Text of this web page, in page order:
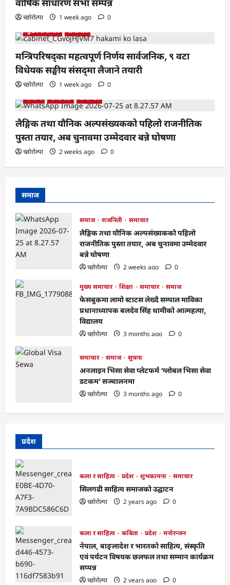
वार्षिक साधारण सभा सम्पन्न
च्छोरोल्पा 1 week ago
0
मुख्य समाचार
समाचार
मन्त्रिपरिषद्का महत्वपूर्ण निर्णय सार्वजनिक, ९ वटा
विधेयक सङ्घीय संसद्‌मा लैजाने तयारी
च्छोरोल्पा 1 week ago
0
समाज
राजनिती समाचार
लैङ्गिक तथा यौनिक अल्पसंख्यकको पहिलो राजनीतिक
पुस्ता तयार, अब चुनावमा उम्मेदवार बन्ने घोषणा
च्छोरोल्पा 2 weeks ago 0
समाज
समाज राजनिती
समाचार
लैङ्गिक तथा यौनिक अल्पसंख्यकको पहिलो
राजनीतिक पुस्ता तयार, अब चुनावमा उम्मेदवार
बन्ने घोषणा
च्छोरोल्पा
2 weeks ago 0
मुख्य समाचार शिक्षा समाचार
समाज
फेसबुकमा लामो स्टाटस लेख्दै सम्पाल माविका
प्रधानाध्यापक बलदेव सिंह धामीको आत्महत्या,
विद्यालय
च्छोरोल्पा
3 months ago 0
समाचार समाज
सुचना
अनलाइन भिसा सेवा प्लेटफर्म ‘ग्लोबल भिसा सेवा
डटकम’ सञ्चालनमा
च्छोरोल्पा
3 months ago 0
प्रदेश
कला र साहित्य प्रदेश शुभकामना
समाचार
सिलगढी साहित्य समाजको उद्घाटन
च्छोरोल्पा
2 years ago 0
कला र साहित्य कबिता प्रदेश
मनोरन्जन
नेपाल, बाङ्लादेश र भारतको साहित्य, संस्कृति
एवं पर्यटन विषयक छलफल तथा सम्मान कार्यक्रम
सप्पन्न
च्छोरोल्पा
2 years ago 0